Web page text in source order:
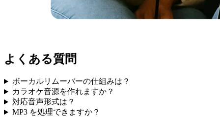
よくある質問
ボーカルリムーバーの仕組みは？
カラオケ音源を作れますか？
対応音声形式は？
MP3 を処理できますか？